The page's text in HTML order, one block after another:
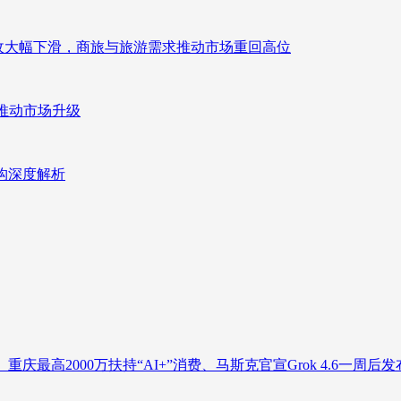
幅下滑，商旅与旅游需求推动市场重回高位
动市场升级
深度解析
庆最高2000万扶持“AI+”消费、马斯克官宣Grok 4.6一周后发